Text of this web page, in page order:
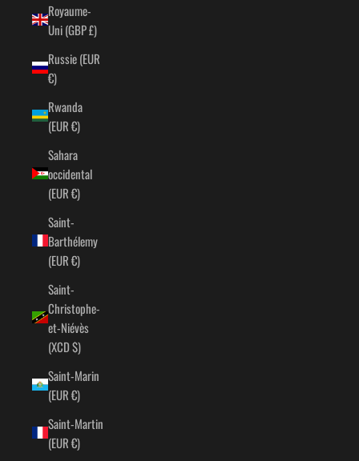
Royaume-
Uni (GBP £)
Russie (EUR
€)
Rwanda
(EUR €)
Sahara
occidental
(EUR €)
Saint-
Barthélemy
(EUR €)
Saint-
Christophe-
et-Niévès
(XCD $)
Saint-Marin
(EUR €)
Saint-Martin
(EUR €)